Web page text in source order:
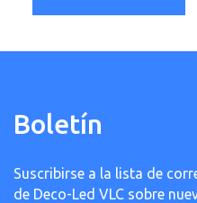
Boletín
Suscribirse a la lista de
de Deco-Led VLC sobre